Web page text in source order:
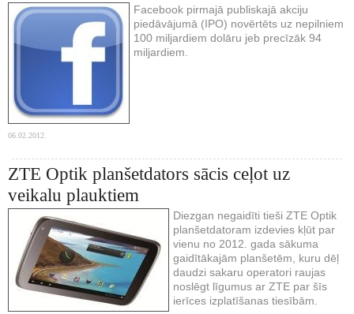
Facebook pirmajā publiskajā akciju
piedāvājumā (IPO) novērtēts uz nepilniem
100 miljardiem dolāru jeb precīzāk 94
miljardiem.
06.02.2012.
ZTE Optik planšetdators sācis ceļot uz
veikalu plauktiem
Diezgan negaidīti tieši ZTE Optik
planšetdatoram izdevies kļūt par
vienu no 2012. gada sākuma
gaidītākajām planšetēm, kuru dēļ
daudzi sakaru operatori raujas
noslēgt līgumus ar ZTE par šīs
ierīces izplatīšanas tiesībām.